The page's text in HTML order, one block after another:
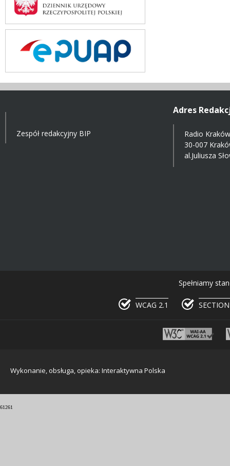
Zespół redakcyjny BIP
Adres
Radio
30-007
al.Juliusza
Spełniamy
WCAG 2.1
Wykonanie, obsługa, opieka: Interaktywna Polska
61261